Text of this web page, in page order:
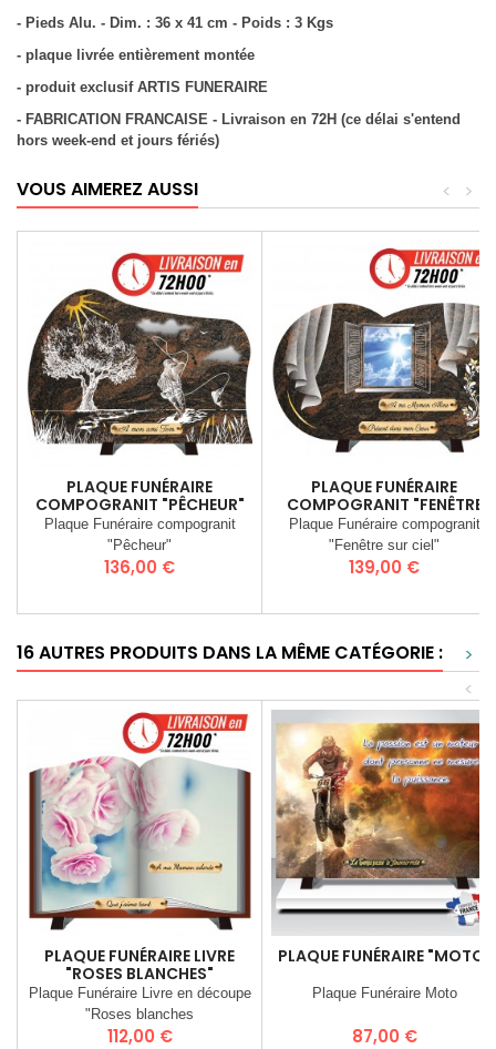
- Pieds Alu. - Dim. : 36 x 41 cm - Poids : 3 Kgs
- plaque livrée entièrement montée
- produit exclusif ARTIS FUNERAIRE
- FABRICATION FRANCAISE - Livraison en 72H (ce délai s'entend
hors week-end et jours fériés)
VOUS AIMEREZ AUSSI >
<
PLAQUE FUNÉRAIRE
COMPOGRANIT "PÊCHEUR"
Plaque Funéraire compogranit
"Pêcheur"
Prix
136,00 €
PLAQUE FUNÉRAIRE
COMPOGRANIT "FENÊTRE
SUR LE CIEL"
Plaque Funéraire compogranit
"Fenêtre sur ciel"
Prix
139,00 €
16 AUTRES PRODUITS DANS LA MÊME CATÉGORIE :
>
<
PLAQUE FUNÉRAIRE LIVRE
"ROSES BLANCHES"
Plaque Funéraire Livre en découpe
"Roses blanches
Prix
112,00 €
PLAQUE FUNÉRAIRE "MOTO"
Plaque Funéraire Moto
Prix
87,00 €